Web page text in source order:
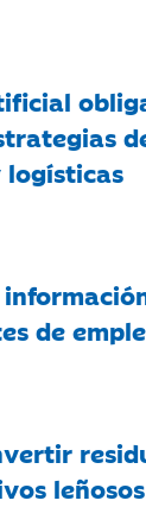
logísticas
de
leñosos